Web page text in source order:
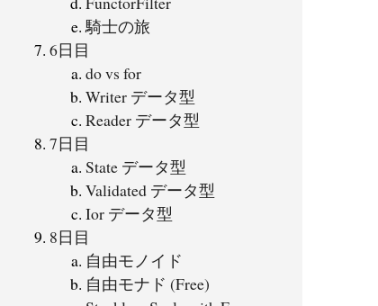
騎士の旅
6日目
do vs for
Writer データ型
Reader データ型
7日目
State データ型
Validated データ型
Ior データ型
8日目
自由モノイド
自由モナド (Free)